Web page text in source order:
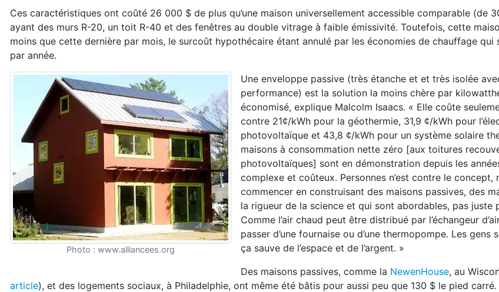
Ces caractéristiques ont coûté 26 000 $ de plus qu’une maison universellement accessible comparable (de
ayant des murs R-20, un toit R-40 et des fenêtres au double vitrage à faible émissivité. Toutefois, cette
moins que cette dernière par mois, le surcoût hypothécaire étant annulé par les économies de chauffage qui
par année.
Photo : www.alliancees.org
Une enveloppe passive (très étanche et et très isolée
performance) est la solution la moins chère par
économisé, explique Malcolm Isaacs. « Elle coûte
contre 21¢/kWh pour la géothermie, 31,9 ¢/kWh pour
photovoltaïque et 43,8 ¢/kWh pour un système solaire
maisons à consommation nette zéro [aux toitures
photovoltaïques] sont en démonstration depuis les
complexe et coûteux. Personnes n’est contre le concept,
commencer en construisant des maisons passives, des
la rigueur de la science et qui sont abordables, pas juste
Comme l’air chaud peut être distribué par l’échangeur
passer d’une fournaise ou d’une thermopompe. Les gens
ça sauve de l’espace et de l’argent. »
Des maisons passives, comme la NewenHouse, au
article), et des logements sociaux, à Philadelphie, ont même été bâtis pour aussi peu que 130 $ le pied carré.